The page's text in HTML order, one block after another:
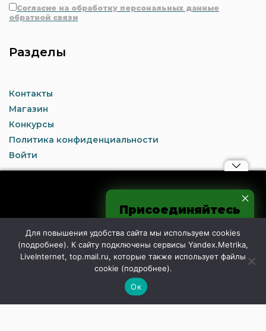
Согласие на обработку персональных данные
обратной связи
Разделы
Контакты
Магазин
Конкурсы
Политика конфиденциальности
Войти
Новости
Общество
Мир и Регион
Спорт
Образование
Школьный пресс-центр
Официально
Обратная связь
Для повышения удобства сайта мы используем cookies
(подробнее). К сайту подключены сервисы Yandex.Metrika,
LiveInternet, top.mail.ru, которые также использует файлы
cookie (подробнее).
Ок
Присоединяйтесь
к нам в соцсетях